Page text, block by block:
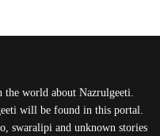
world about Nazrulgeeti.
will be found in this portal.
swaralipi and unknown stories